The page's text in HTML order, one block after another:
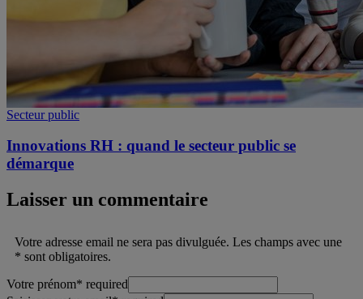
Secteur public
Innovations RH : quand le secteur public se
démarque
Laisser un commentaire
Votre adresse email ne sera pas divulguée. Les champs avec une
* sont obligatoires.
Votre prénom* required